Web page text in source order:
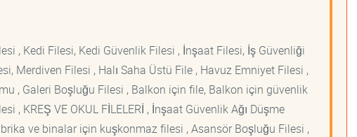
, Kedi Filesi, Kedi Güvenlik Filesi , İnşaat Filesi, İş Güvenliği
Merdiven Filesi , Halı Saha Üstü File , Havuz Emniyet Filesi ,
, Galeri Boşluğu Filesi , Balkon için file, Balkon için güvenlik
KREŞ VE OKUL FİLELERİ , İnşaat Güvenlik Ağı Düşme
ve binalar için kuşkonmaz filesi , Asansör Boşluğu Filesi ,